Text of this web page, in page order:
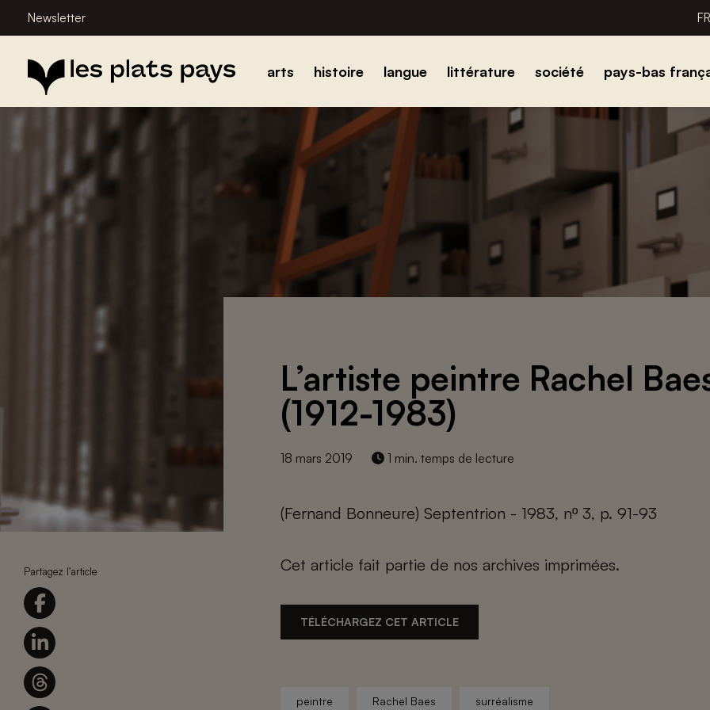
Newsletter
arts histoire langue littérature société pays-bas
Partagez l'article
L’artiste peintre Rachel
(1912-1983)
18 mars 2019 1 min. temps de lecture
(Fernand Bonneure) Septentrion - 1983, nº 3, p. 91-93
Cet article fait partie de nos archives imprimées.
TÉLÉCHARGEZ CET ARTICLE
peintre Rachel Baes surréalisme